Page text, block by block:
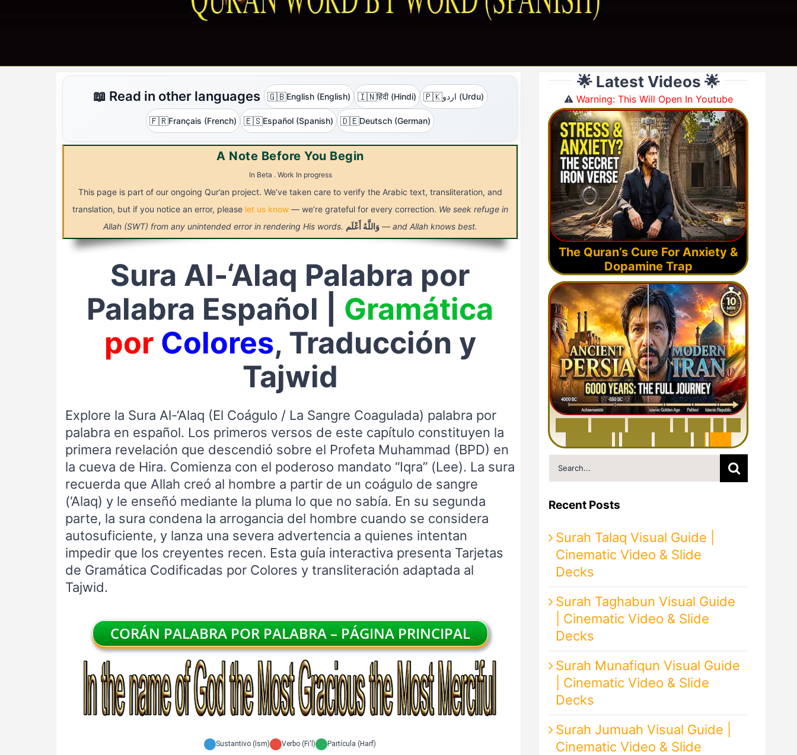
📖 Read in other languages 🇬🇧English (English) 🇮🇳हिंदी (Hindi) 🇵🇰 اردو (Urdu)
🇫🇷Français (French) 🇪🇸Español (Spanish) 🇩🇪Deutsch (German)
A Note Before You Begin
In Beta . Work In progress
This page is part of our ongoing Qur’an project. We’ve taken care to verify the Arabic text, transliteration, and
translation, but if you notice an error, please let us know — we’re grateful for every correction. We seek refuge in
Allah (SWT) from any unintended error in rendering His words.
وَاللَّهُ أَعْلَم — and Allah knows best.
Sura Al-‘Alaq Palabra por
Palabra Español | Gramática
por Colores, Traducción y
Tajwid
Explore la Sura Al-‘Alaq (El Coágulo / La Sangre Coagulada) palabra por
palabra en español. Los primeros versos de este capítulo constituyen la
primera revelación que descendió sobre el Profeta Muhammad (BPD) en
la cueva de Hira. Comienza con el poderoso mandato “Iqra” (Lee). La sura
recuerda que Allah creó al hombre a partir de un coágulo de sangre
(‘Alaq) y le enseñó mediante la pluma lo que no sabía. En su segunda
parte, la sura condena la arrogancia del hombre cuando se considera
autosuficiente, y lanza una severa advertencia a quienes intentan
impedir que los creyentes recen. Esta guía interactiva presenta Tarjetas
de Gramática Codificadas por Colores y transliteración adaptada al
Tajwid.
CORÁN PALABRA POR PALABRA – PÁGINA PRINCIPAL
Sustantivo (Ism) Verbo (Fi'l) Partícula (Harf)
🌟 Latest Videos 🌟
⚠️Warning: This Will Open In Youtube
The Quran’s Cure For Anxiety &
Dopamine Trap
Search
for:
Recent Posts
Surah Talaq Visual Guide |
Cinematic Video & Slide
Decks
Surah Taghabun Visual Guide
| Cinematic Video & Slide
Decks
Surah Munafiqun Visual Guide
| Cinematic Video & Slide
Decks
Surah Jumuah Visual Guide |
Cinematic Video & Slide